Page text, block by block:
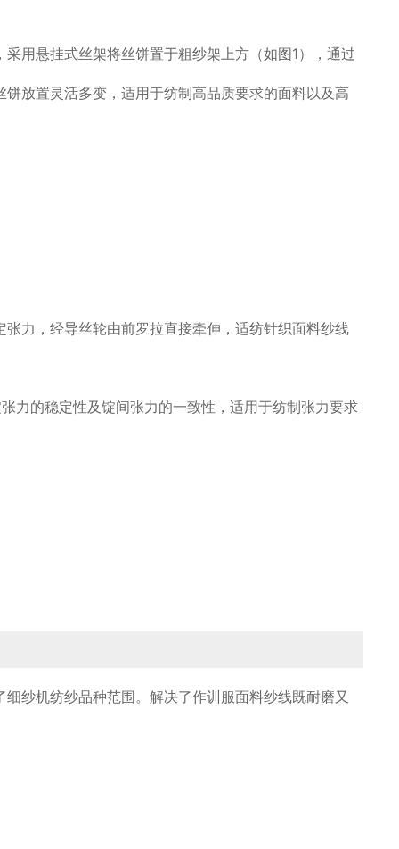
用悬挂式丝架将丝饼置于粗纱架上方（如图1），通过
放置灵活多变，适用于纺制高品质要求的面料以及高
力，经导丝轮由前罗拉直接牵伸，适纺针织面料纱线
力的稳定性及锭间张力的一致性，适用于纺制张力要求
纱机纺纱品种范围。解决了作训服面料纱线既耐磨又